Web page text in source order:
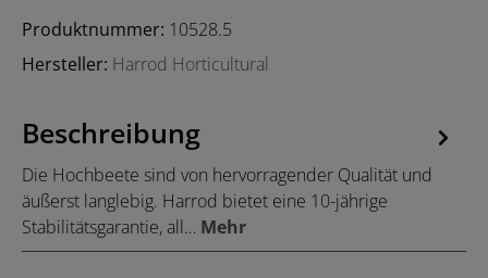
Produktnummer: 10528.5
Hersteller: Harrod Horticultural
Beschreibung
Die Hochbeete sind von hervorragender Qualität und
äußerst langlebig. Harrod bietet eine 10-jährige
Stabilitätsgarantie, all… Mehr